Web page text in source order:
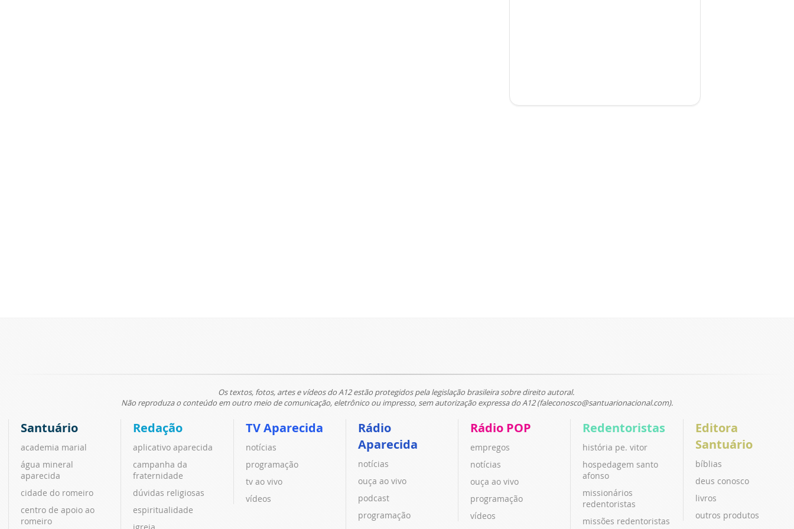
Os textos, fotos, artes e vídeos do A12 estão protegidos pela legislação brasileira sobre direito autoral.
Não reproduza o conteúdo em outro meio de comunicação, eletrônico ou impresso, sem autorização expressa do A12 (faleconosco@santuarionacional.com).
Santuário
academia marial
água mineral
aparecida
cidade do romeiro
centro de apoio ao
romeiro
Redação
aplicativo aparecida
campanha da
fraternidade
dúvidas religiosas
espiritualidade
igreja
TV Aparecida
notícias
programação
tv ao vivo
vídeos
Rádio
Aparecida
notícias
ouça ao vivo
podcast
programação
Rádio POP
empregos
notícias
ouça ao vivo
programação
vídeos
Redentoristas
história pe. vitor
hospedagem santo
afonso
missionários
redentoristas
missões redentoristas
Editora
Santuário
bíblias
deus conosco
livros
outros produtos